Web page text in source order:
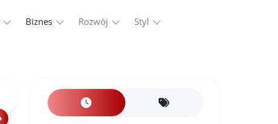
Biznes
Reklama
Przemysł
Rozwój
Ludzie
Styl